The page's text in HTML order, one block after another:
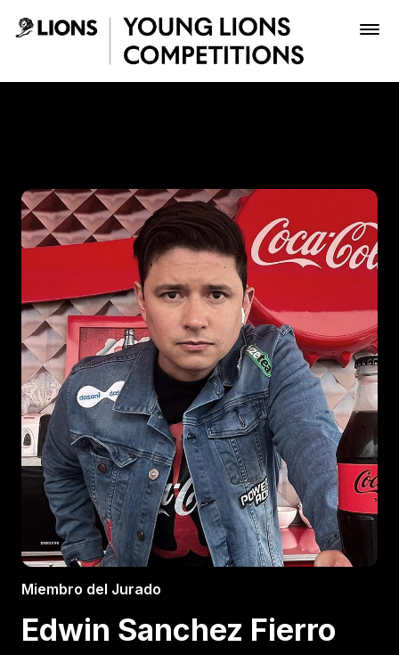
Saltar al contenido principal
Inscribir
Boletería
Miembro del Jurado
Edwin Sanchez Fierro